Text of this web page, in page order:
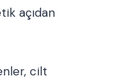
açıdan
cilt